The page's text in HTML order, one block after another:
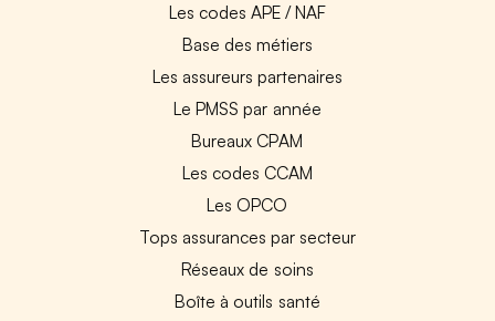
Les codes APE / NAF
Base des métiers
Les assureurs partenaires
Le PMSS par année
Bureaux CPAM
Les codes CCAM
Les OPCO
Tops assurances par secteur
Réseaux de soins
Boîte à outils santé